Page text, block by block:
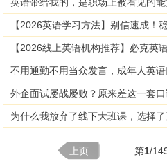
英语带给我的，是职场上被看见的
不用通勤不用当众发言，成年人英
外企面试屡战屡败？原来差这一套
上页 第1/